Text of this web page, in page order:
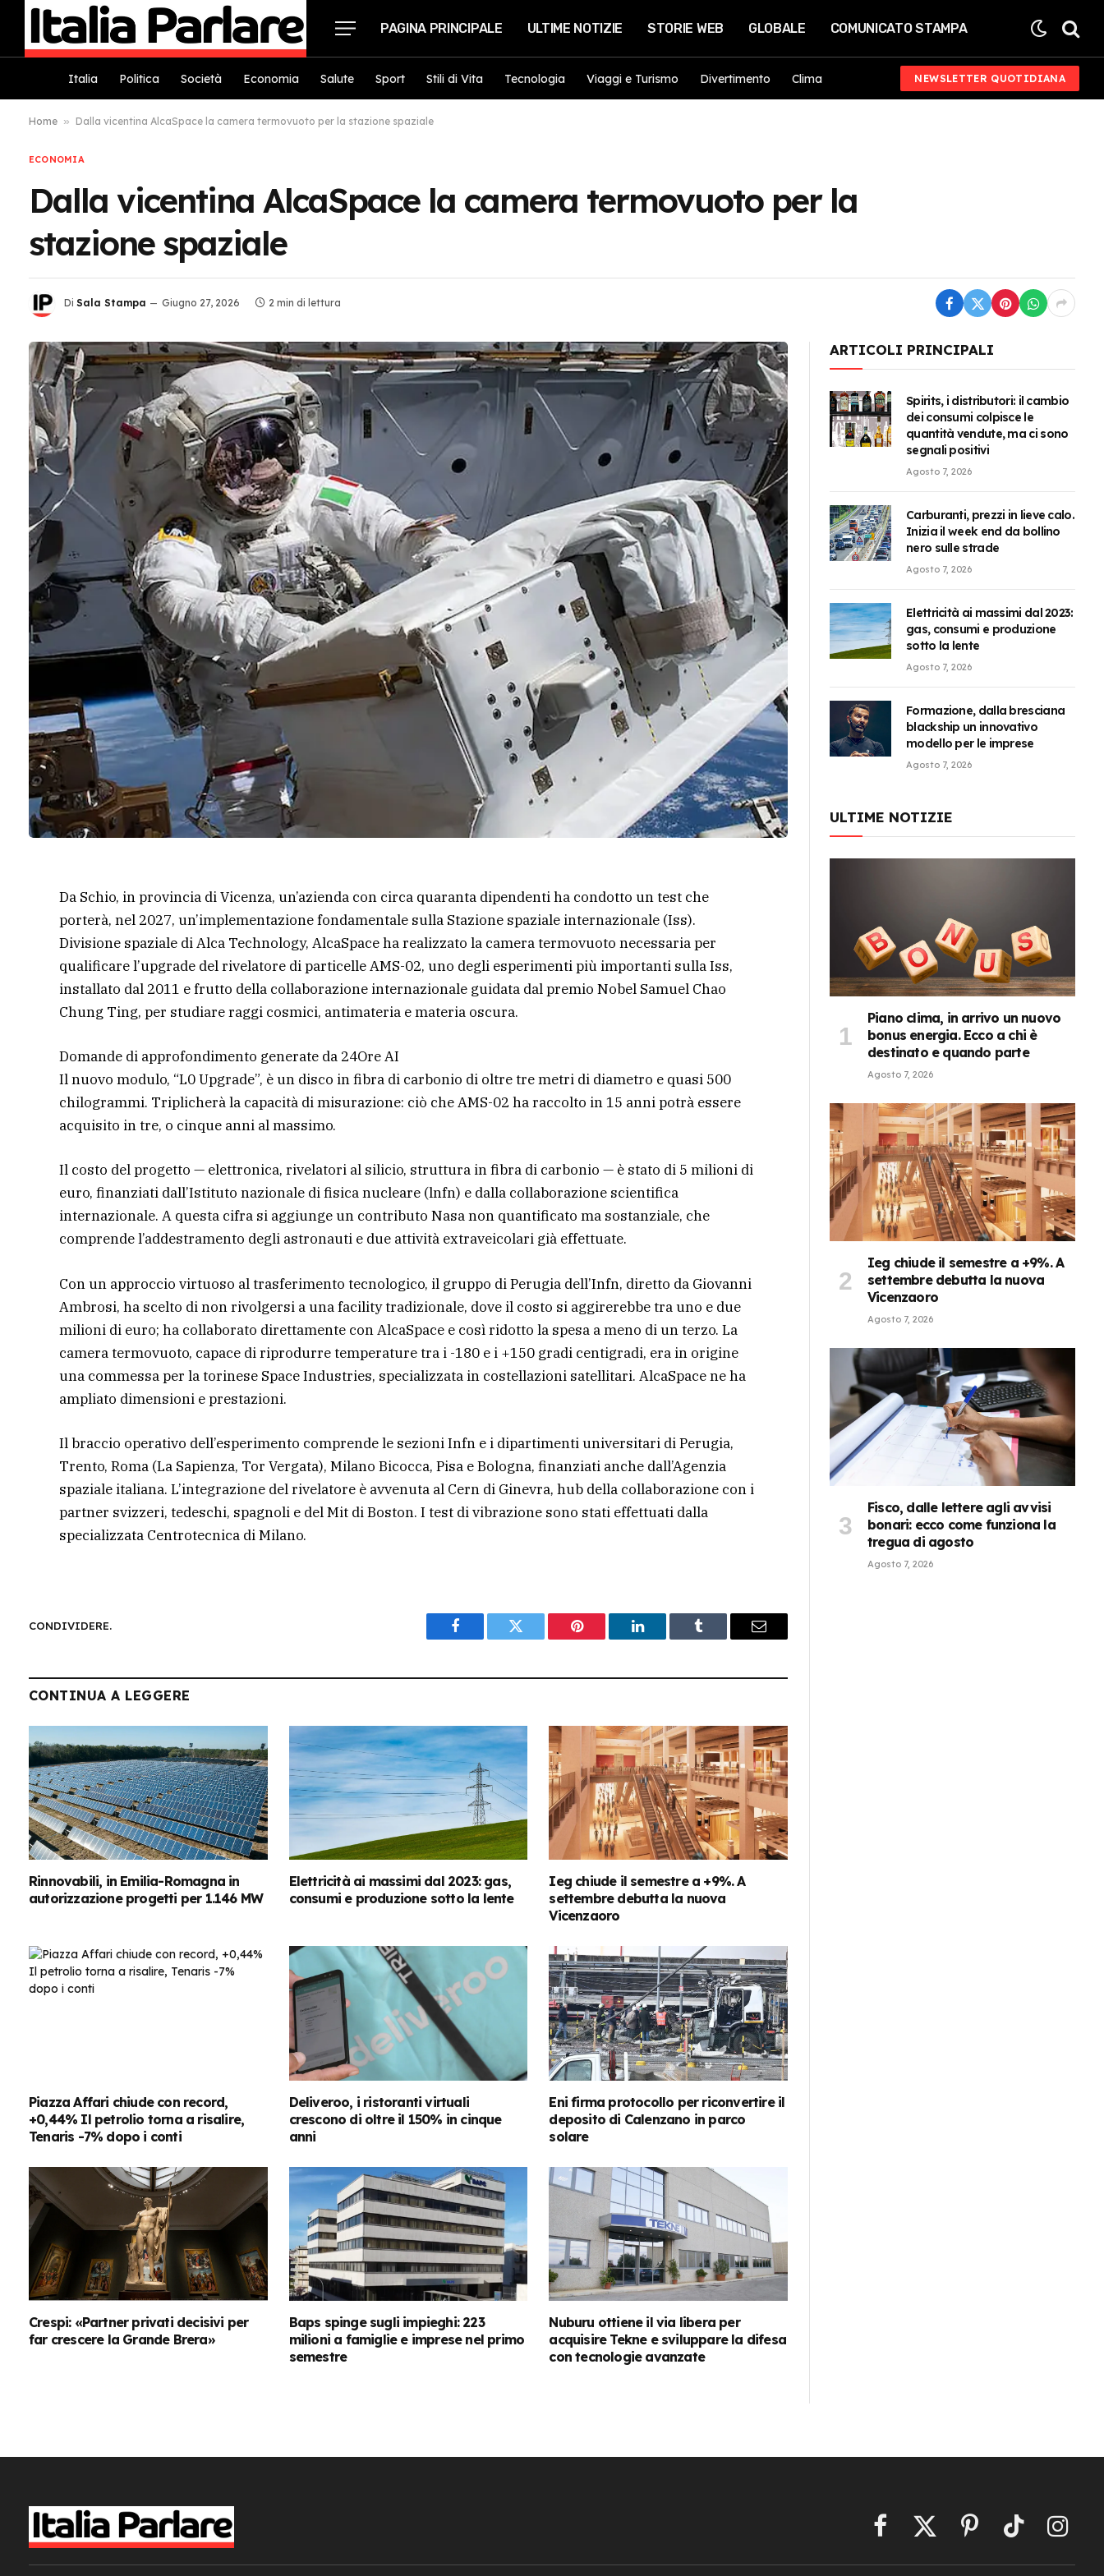
PAGINA PRINCIPALE ULTIME NOTIZIE STORIE WEB GLOBALE COMUNICATO STAMPA
Italia Politica Società Economia Salute Sport Stili di Vita Tecnologia Viaggi e Turismo Divertimento Clima NEWSLETTER QUOTIDIANA
Home » Dalla vicentina AlcaSpace la camera termovuoto per la stazione spaziale
ECONOMIA
Dalla vicentina AlcaSpace la camera termovuoto per la
stazione spaziale
Di Sala Stampa Giugno 27, 2026 2 min di lettura
Da Schio, in provincia di Vicenza, un’azienda con circa quaranta dipendenti ha condotto un test che
porterà, nel 2027, un’implementazione fondamentale sulla Stazione spaziale internazionale (Iss).
Divisione spaziale di Alca Technology, AlcaSpace ha realizzato la camera termovuoto necessaria per
qualificare l’upgrade del rivelatore di particelle AMS-02, uno degli esperimenti più importanti sulla Iss,
installato dal 2011 e frutto della collaborazione internazionale guidata dal premio Nobel Samuel Chao
Chung Ting, per studiare raggi cosmici, antimateria e materia oscura.
Domande di approfondimento generate da 24Ore AI
Il nuovo modulo, “L0 Upgrade”, è un disco in fibra di carbonio di oltre tre metri di diametro e quasi 500
chilogrammi. Triplicherà la capacità di misurazione: ciò che AMS-02 ha raccolto in 15 anni potrà essere
acquisito in tre, o cinque anni al massimo.
Il costo del progetto — elettronica, rivelatori al silicio, struttura in fibra di carbonio — è stato di 5 milioni di
euro, finanziati dall’Istituto nazionale di fisica nucleare (lnfn) e dalla collaborazione scientifica
internazionale. A questa cifra si aggiunge un contributo Nasa non quantificato ma sostanziale, che
comprende l’addestramento degli astronauti e due attività extraveicolari già effettuate.
Con un approccio virtuoso al trasferimento tecnologico, il gruppo di Perugia dell’Infn, diretto da Giovanni
Ambrosi, ha scelto di non rivolgersi a una facility tradizionale, dove il costo si aggirerebbe tra uno e due
milioni di euro; ha collaborato direttamente con AlcaSpace e così ridotto la spesa a meno di un terzo. La
camera termovuoto, capace di riprodurre temperature tra i -180 e i +150 gradi centigradi, era in origine
una commessa per la torinese Space Industries, specializzata in costellazioni satellitari. AlcaSpace ne ha
ampliato dimensioni e prestazioni.
Il braccio operativo dell’esperimento comprende le sezioni Infn e i dipartimenti universitari di Perugia,
Trento, Roma (La Sapienza, Tor Vergata), Milano Bicocca, Pisa e Bologna, finanziati anche dall’Agenzia
spaziale italiana. L’integrazione del rivelatore è avvenuta al Cern di Ginevra, hub della collaborazione con i
partner svizzeri, tedeschi, spagnoli e del Mit di Boston. I test di vibrazione sono stati effettuati dalla
specializzata Centrotecnica di Milano.
CONDIVIDERE.
Facebook Twitter Pinterest LinkedIn Tumblr Email
CONTINUA A LEGGERE
Rinnovabili, in Emilia-Romagna in
autorizzazione progetti per 1.146 MW
Elettricità ai massimi dal 2023: gas,
consumi e produzione sotto la lente
Ieg chiude il semestre a +9%. A
settembre debutta la nuova
Vicenzaoro
Piazza Affari chiude con record,
+0,44% Il petrolio torna a risalire,
Tenaris -7% dopo i conti
Deliveroo, i ristoranti virtuali
crescono di oltre il 150% in cinque
anni
Eni firma protocollo per riconvertire il
deposito di Calenzano in parco
solare
Crespi: «Partner privati decisivi per
far crescere la Grande Brera»
Baps spinge sugli impieghi: 223
milioni a famiglie e imprese nel primo
semestre
Nuburu ottiene il via libera per
acquisire Tekne e sviluppare la difesa
con tecnologie avanzate
ARTICOLI PRINCIPALI
Spirits, i distributori: il cambio
dei consumi colpisce le
quantità vendute, ma ci sono
segnali positivi
Agosto 7, 2026
Carburanti, prezzi in lieve calo.
Inizia il week end da bollino
nero sulle strade
Agosto 7, 2026
Elettricità ai massimi dal 2023:
gas, consumi e produzione
sotto la lente
Agosto 7, 2026
Formazione, dalla bresciana
blackship un innovativo
modello per le imprese
Agosto 7, 2026
ULTIME NOTIZIE
Piano clima, in arrivo un nuovo
bonus energia. Ecco a chi è
destinato e quando parte
Agosto 7, 2026
Ieg chiude il semestre a +9%. A
settembre debutta la nuova
Vicenzaoro
Agosto 7, 2026
Fisco, dalle lettere agli avvisi
bonari: ecco come funziona la
tregua di agosto
Agosto 7, 2026
Facebook
X
PinterestTikTok